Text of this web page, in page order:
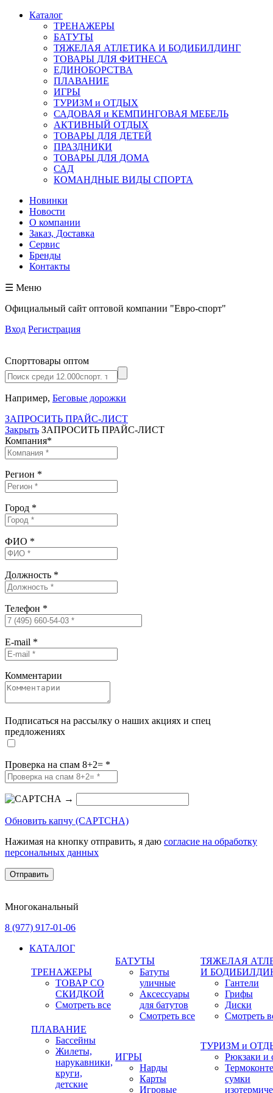
Каталог
ТРЕНАЖЕРЫ
БАТУТЫ
ТЯЖЕЛАЯ АТЛЕТИКА И БОДИБИЛДИНГ
ТОВАРЫ ДЛЯ ФИТНЕСА
ЕДИНОБОРСТВА
ПЛАВАНИЕ
ИГРЫ
ТУРИЗМ и ОТДЫХ
САДОВАЯ и КЕМПИНГОВАЯ МЕБЕЛЬ
АКТИВНЫЙ ОТДЫХ
ТОВАРЫ ДЛЯ ДЕТЕЙ
ПРАЗДНИКИ
ТОВАРЫ ДЛЯ ДОМА
САД
КОМАНДНЫЕ ВИДЫ СПОРТА
Новинки
Новости
О компании
Заказ, Доставка
Сервис
Бренды
Контакты
☰ Меню
Официальный сайт оптовой компании "Евро-спорт"
Вход Регистрация
Спорттовары оптом
Например, Беговые дорожки
ЗАПРОСИТЬ ПРАЙС-ЛИСТ
Закрыть ЗАПРОСИТЬ ПРАЙС-ЛИСТ
Компания*
Регион *
Город *
ФИО *
Должность *
Телефон *
E-mail *
Комментарии
Подписаться на рассылку о наших акциях и спец
предложениях
Проверка на спам 8+2= *
→
Обновить капчу (CAPTCHA)
Нажимая на кнопку отправить, я даю согласие на обработку
персональных данных
Многоканальный
8 (977) 917-01-06
КАТАЛОГ
ТРЕНАЖЕРЫ
ТОВАР СО
СКИДКОЙ
Смотреть все
БАТУТЫ
Батуты
уличные
Аксессуары
для батутов
Смотреть все
ТЯЖЕЛАЯ
И
Гантели
Грифы
Диски
Смотреть
ПЛАВАНИЕ
Бассейны
Жилеты,
нарукавники,
круги,
детские
ИГРЫ
Нарды
Карты
Игровые
ТУРИЗМ и
Рюкзаки и
сумки